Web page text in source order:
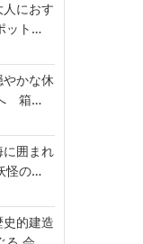
人におす
ット…
やかな休
へ 箱…
に囲まれ
怪の…
史的建造